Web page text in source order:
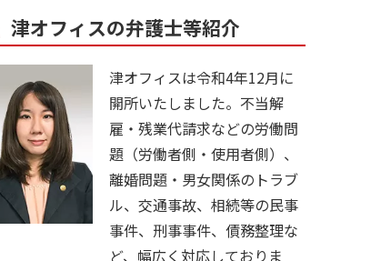
津オフィスの弁護士等紹介
津オフィスは令和4年12月に
開所いたしました。不当解
雇・残業代請求などの労働問
題（労働者側・使用者側）、
離婚問題・男女関係のトラブ
ル、交通事故、相続等の民事
事件、刑事事件、債務整理な
ど、幅広く対応しておりま